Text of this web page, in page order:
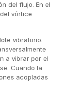
del flujo. En el
vórtice
vibratorio.
a vibrar por el
Cuando la
acopladas